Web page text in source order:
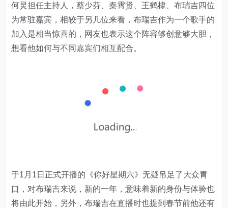
何炅担任主持人，蔡少芬、秦霄贤、王鹤棣、布瑞吉四位
为常驻嘉宾，相较于另几位来看，布瑞吉作为一个歌手的
加入是相当惊喜的，网友也表示这个阵容够创意够大胆，
想看他如何与不同嘉宾们相互配合。
于1月1日正式开播的《你好星期六》无疑吊足了大众胃
口，对布瑞吉来说，新的一年，意味着新的身份与体验也
将由此开始，另外，布瑞吉在直播时也提到春节前他还有